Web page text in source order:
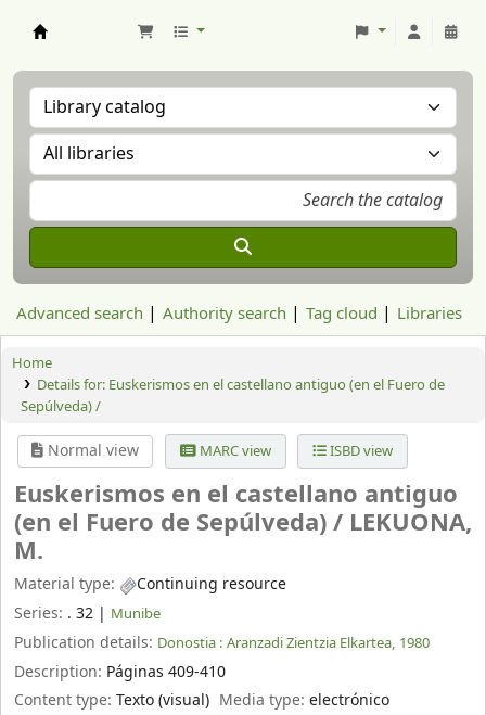
Advanced search Authority search Tag cloud Libraries
Home
Details for: Euskerismos en el castellano antiguo (en el Fuero de
Sepúlveda) /
Normal view MARC view ISBD view
Euskerismos en el castellano antiguo
(en el Fuero de Sepúlveda) / LEKUONA,
M.
Material type:
Continuing resource
Series: . 32 | Munibe
Publication details: Donostia : Aranzadi Zientzia Elkartea, 1980
Description: Páginas 409-410
Content type: Texto (visual) Media type:electrónico